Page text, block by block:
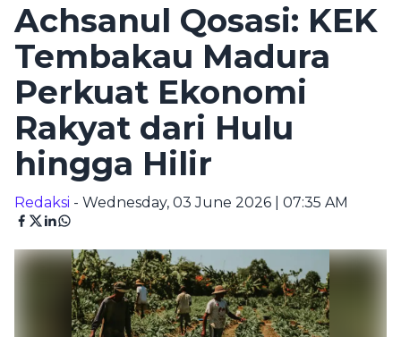
Achsanul Qosasi: KEK
Tembakau Madura
Perkuat Ekonomi
Rakyat dari Hulu
hingga Hilir
Redaksi - Wednesday, 03 June 2026 | 07:35 AM